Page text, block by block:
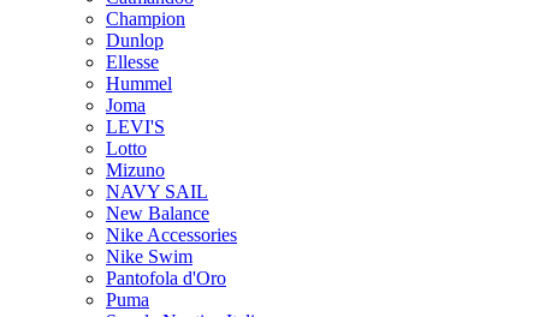
Champion
Dunlop
Ellesse
Hummel
Joma
LEVI'S
Lotto
Mizuno
NAVY SAIL
New Balance
Nike Accessories
Nike Swim
Pantofola d'Oro
Puma